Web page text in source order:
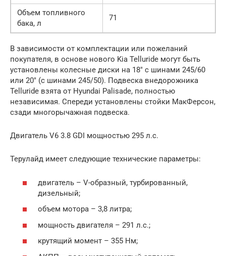
Объем топливного
бака, л
71
В зависимости от комплектации или пожеланий
покупателя, в основе нового Kia Telluride могут быть
установлены колесные диски на 18″ с шинами 245/60
или 20″ (с шинами 245/50). Подвеска внедорожника
Telluride взята от Hyundai Palisade, полностью
независимая. Спереди установлены стойки МакФерсон,
сзади многорычажная подвеска.
Двигатель V6 3.8 GDI мощностью 295 л.с.
Терулайд имеет следующие технические параметры:
двигатель – V-образный, турбированный,
дизельный;
объем мотора – 3,8 литра;
мощность двигателя – 291 л.с.;
крутящий момент – 355 Нм;